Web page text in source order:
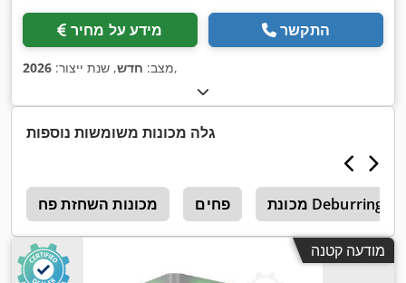
מידע על מחיר התקשר
מצב: חדש, שנת ייצור: 2026 ,
גלה מכונות משומשות נוספות
מכונות השחזת פח פחים
מודעה קטנה